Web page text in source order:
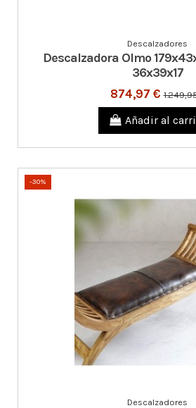
Descalzadores
Descalzadora Olmo
36x39x17
874,97 €
Añadir al
-30%
Descalzadores